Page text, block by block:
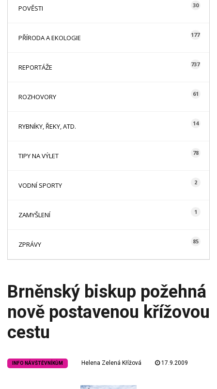
POVĚSTI 30
PŘÍRODA A EKOLOGIE 177
REPORTÁŽE 737
ROZHOVORY 61
RYBNÍKY, ŘEKY, ATD. 14
TIPY NA VÝLET 78
VODNÍ SPORTY 2
ZAMYŠLENÍ 1
ZPRÁVY 85
Brněnský biskup požehná
nově postavenou křížovou
cestu
INFO NÁVŠTĚVNÍKŮM Helena Zelená Křížová 17.9.2009